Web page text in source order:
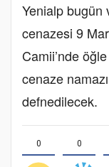
Yenialp bugün
cenazesi 9
Camii’nde
cenaze
defnedilecek.
0 0